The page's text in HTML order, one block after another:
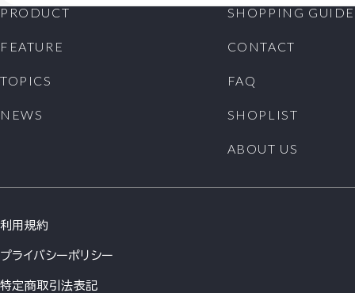
PRODUCT
FEATURE
TOPICS
NEWS
SHOPPING GUIDE
CONTACT
FAQ
SHOPLIST
ABOUT US
利用規約
プライバシーポリシー
特定商取引法表記